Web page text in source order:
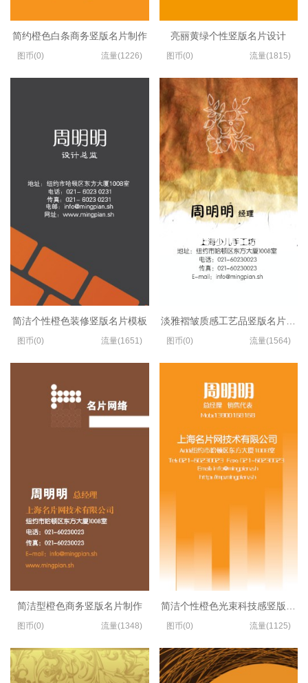
简约橙色白条商务竖版名片制作
图币(0) 流量(1226)
简洁个性橙色装修竖版名片模板
图币(0) 流量(1651)
简洁型橙色商务竖版名片制作
图币(0) 流量(1348)
亮丽黄绿个性竖版名片设计
图币(0) 流量(1815)
淡雅褶皱质感工艺品竖版名片制作
图币(0) 流量(1564)
简洁个性橙色光束科技感竖版名片
图币(0) 流量(1125)